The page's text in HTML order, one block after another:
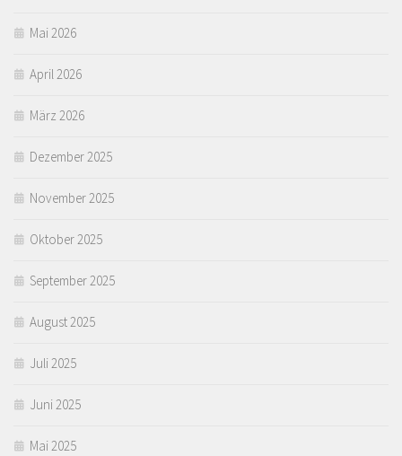
Mai 2026
April 2026
März 2026
Dezember 2025
November 2025
Oktober 2025
September 2025
August 2025
Juli 2025
Juni 2025
Mai 2025